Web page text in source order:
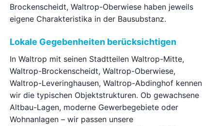
Brockenscheidt, Waltrop-Oberwiese haben jeweils
eigene Charakteristika in der Bausubstanz.
Lokale Gegebenheiten berücksichtigen
In Waltrop mit seinen Stadtteilen Waltrop-Mitte,
Waltrop-Brockenscheidt, Waltrop-Oberwiese,
Waltrop-Leveringhausen, Waltrop-Abdinghof kennen
wir die typischen Objektstrukturen. Ob gewachsene
Altbau-Lagen, moderne Gewerbegebiete oder
Wohnanlagen – wir passen unsere